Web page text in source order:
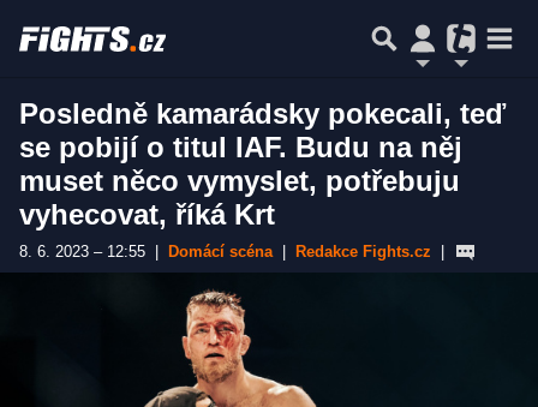
Posledně kamarádsky pokecali, teď
se pobijí o titul IAF. Budu na něj
muset něco vymyslet, potřebuju
vyhecovat, říká Krt
8. 6. 2023 – 12:55 Domácí scéna Redakce Fights.cz